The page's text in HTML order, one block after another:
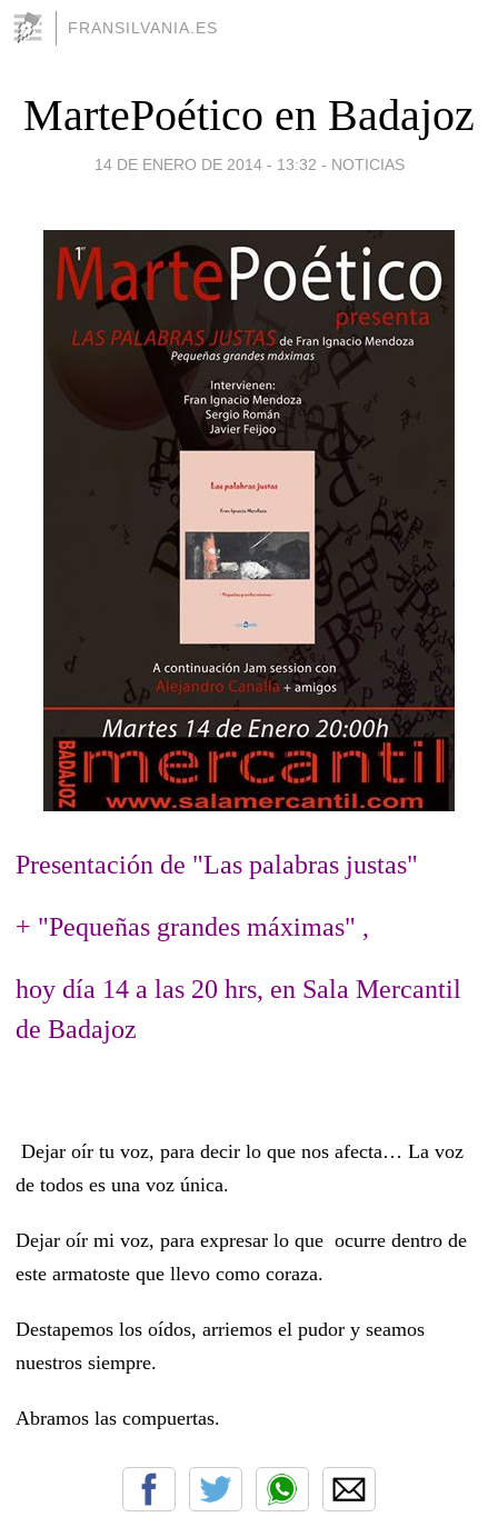
FRANSILVANIA.ES
MartePoético en Badajoz
14 DE ENERO DE 2014 - 13:32 - NOTICIAS
Presentación de "Las palabras justas"
+ "Pequeñas grandes máximas" ,
hoy día 14 a las 20 hrs, en Sala Mercantil
de Badajoz
Dejar oír tu voz, para decir lo que nos afecta… La voz
de todos es una voz única.
Dejar oír mi voz, para expresar lo que ocurre dentro de
este armatoste que llevo como coraza.
Destapemos los oídos, arriemos el pudor y seamos
nuestros siempre.
Abramos las compuertas.